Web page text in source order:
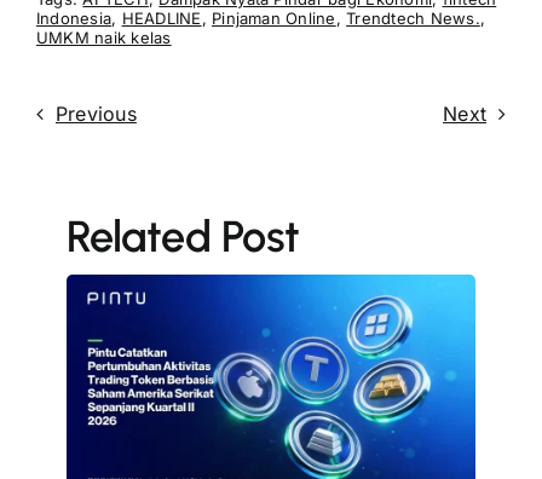
Indonesia, HEADLINE, Pinjaman Online,Trendtech News.,
UMKM naik kelas
Previous Next
Related Post